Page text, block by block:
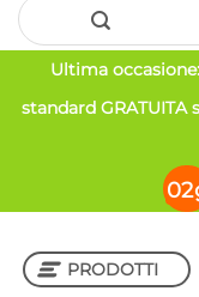
Salta
al
Ultima
standard
02
PRODOTTI